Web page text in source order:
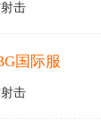
击
国际服
击